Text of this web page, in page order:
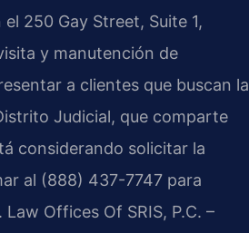
el 250 Gay Street, Suite 1,
y manutención de
a clientes que buscan la
Judicial, que comparte
considerando solicitar la
al (888) 437-7747 para
Offices Of SRIS, P.C. –